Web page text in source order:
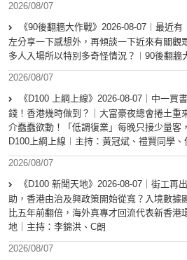
2026/08/07
《90後翻牆大作戰》2026-08-07︱最近
左分享一下感想外，再傾談一下近來有關觀
多人入場所以特別多奇怪情況？︱90後翻牆
2026/08/07
《D100 上綱上線》2026-08-07｜中一買
錢！香港幾時做到？｜大富豪夜總會捲土重
介蠢蠢欲動！「低調復業」每晚只接少量客
D100上綱上線︱主持：黃冠斌、禮賢同學、
2026/08/07
《D100 新聞天地》2026-08-07｜街工再
助，香港由治及興政策開始從寬？入境數據
比五年前翻倍，海外真專才回流代表新香港
地｜主持：李錦洪、C朗
2026/08/07